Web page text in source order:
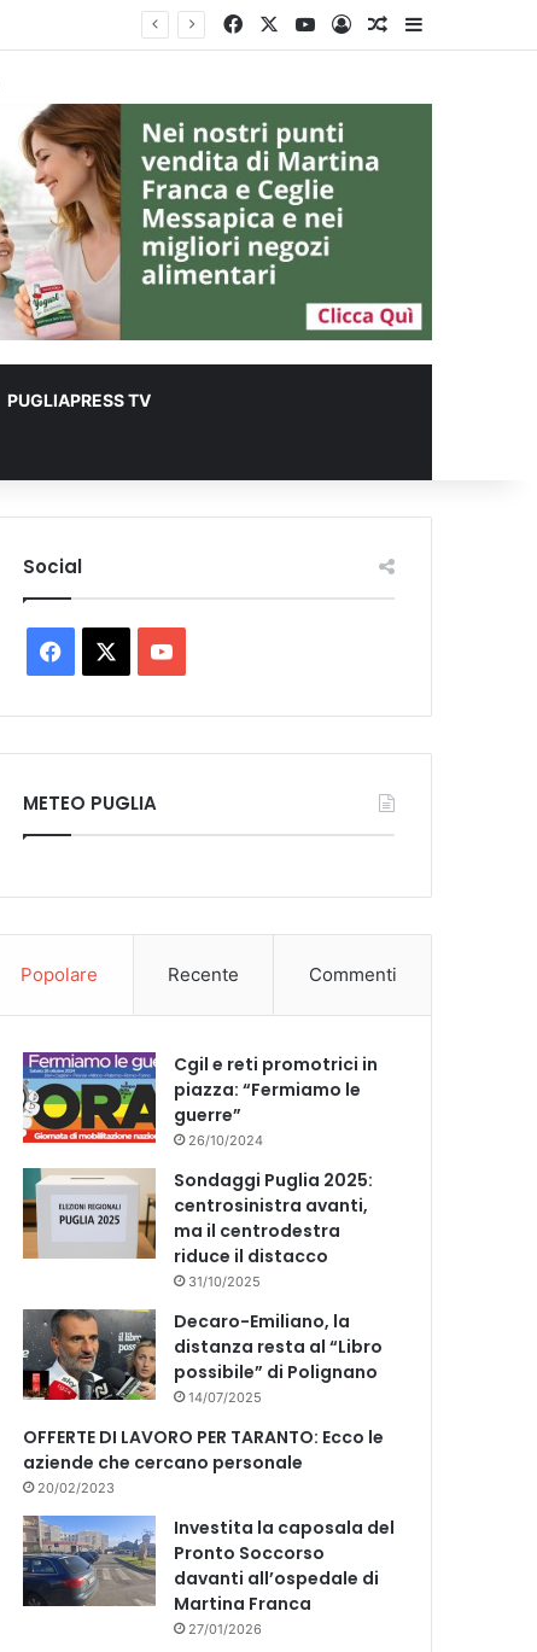
FacebookYou Tube
AccediUn articolo a
Barra
PUGLIAPRESS TV
Social
Facebook You
METEO PUGLIA
Popolare Recente Commenti
Cgil e reti promotrici in
piazza: “Fermiamo le
guerre”
26/10/2024
Sondaggi Puglia 2025:
centrosinistra avanti,
ma il centrodestra
riduce il distacco
31/10/2025
Decaro-Emiliano, la
distanza resta al “Libro
possibile” di Polignano
14/07/2025
OFFERTE DI LAVORO PER TARANTO: Ecco le
aziende che cercano personale
20/02/2023
Investita la caposala del
Pronto Soccorso
davanti all’ospedale di
Martina Franca
27/01/2026